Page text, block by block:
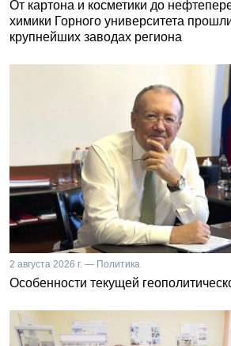
От картона и косметики до
химики Горного университета
крупнейших заводах региона
2 августа 2026 г. — Политика
Особенности текущей